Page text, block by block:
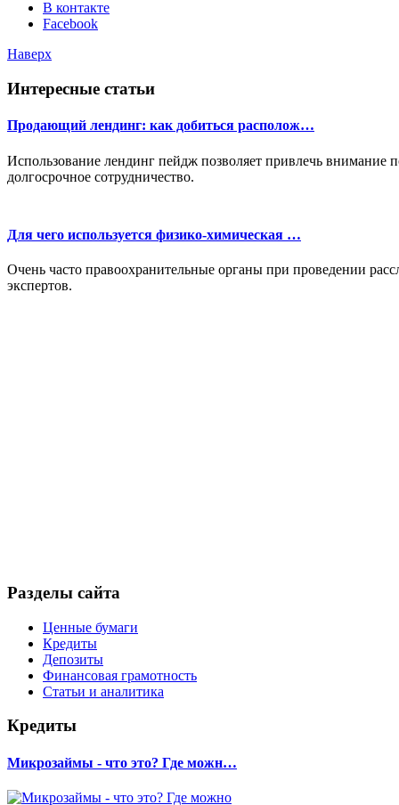
В контакте
Facebook
Наверх
Интересные статьи
Продающий лендинг: как добиться располож…
Использование лендинг пейдж позволяет привлечь внимание
долгосрочное сотрудничество.
Для чего используется физико-химическая …
Очень часто правоохранительные органы при проведении
экспертов.
Разделы сайта
Ценные бумаги
Кредиты
Депозиты
Финансовая грамотность
Статьи и аналитика
Кредиты
Микрозаймы - что это? Где можн…